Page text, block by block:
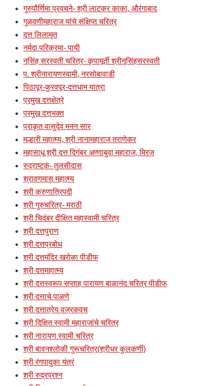
गुरुपौर्णिमा प्रवचने- श्री लाटकर काका, औरंगाबाद
गुळवणीमहाराज यांचे संक्षिप्त चरित्र
दत्त लिलामृत
नर्मदा परिक्रमा- पायी
नृसिंह सरस्वती चरित्र- कृपामूर्ती श्रीनृसिंहसरस्वती
प. श्रीनारायणस्वामी, नरसोबावाडी
पिठापूर-कुरवपूर-दत्तधाम यात्रा
प्रमुख दत्तक्षेत्रे
प्रमुख दत्तभक्त
प्राकृत वासुदेव मनन सार
मल्हारी महात्म्य, श्री नानामहाराज तराणेकर
महासाधू श्री दत्त दिगंबर अण्णाबुवा महाराज, मिरज
रुद्राष्टकं- तुलसीदास
श्रावणमास महात्म्य
श्री करुणात्रिपदी
श्री गुरुचरित्र- मराठी
श्री चिदंबर दीक्षित महास्वामी चरित्र
श्री दत्तपुराण
श्री दत्तप्रबोध
श्री दत्तमंदिर खरोळा पीडीफ
श्री दत्तमहात्म्य
श्री दत्तस्वरूप सप्ताह पारायण बाळानंद चरित्र पीडीफ
श्री दत्ताचे पाळणे
श्री दत्तात्रेय वज्रकवच
श्री दिक्षित स्वामी महाराजांचे चरित्र
श्री नारायण स्वामी चरित्र
श्री बावनश्लोकी गुरूचरित्र(श्रीधर कुलकर्णी)
श्री रंगपादुका यंत्रं
श्री रुद्रप्रश्न